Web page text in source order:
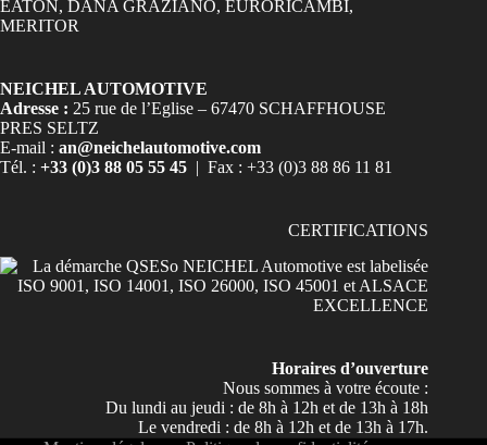
NEICHEL AUTOMOTIVE
Adresse : 25 rue de l’Eglise – 67470 SCHAFFHOUSE
PRES SELTZ
E-mail : an@neichelautomotive.com
Tél. : +33 (0)3 88 05 55 45 | Fax : +33 (0)3 88 86 11 81
CERTIFICATIONS
Horaires d’ouverture
Nous sommes à votre écoute :
Du lundi au jeudi : de 8h à 12h et de 13h à 18h
Le vendredi : de 8h à 12h et de 13h à 17h.